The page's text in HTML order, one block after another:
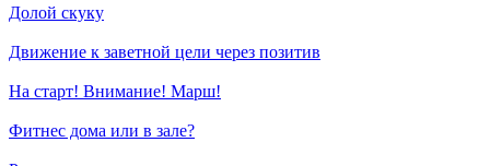
Долой скуку
Движение к заветной цели через позитив
На старт! Внимание! Марш!
Фитнес дома или в зале?